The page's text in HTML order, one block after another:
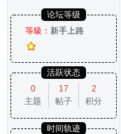
论坛等级
等級： 新手上路
活跃状态
0
主题
17
帖子
2
积分
时间轨迹